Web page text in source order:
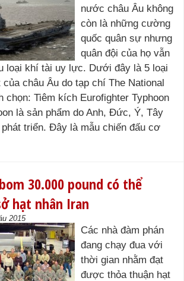
nước châu Âu không
còn là những cường
quốc quân sự nhưng
quân đội của họ vẫn
loại khí tài uy lực. Dưới đây là 5 loại
châu Âu do tạp chí The National
chọn: Tiêm kích Eurofighter Typhoon
là sản phẩm do Anh, Đức, Ý, Tây
triển. Đây là mẫu chiến đấu cơ
30.000 pound có thể
hạt nhân Iran
2015
Các nhà đàm phán
đang chạy đua với
thời gian nhằm đạt
được thỏa thuận hạt